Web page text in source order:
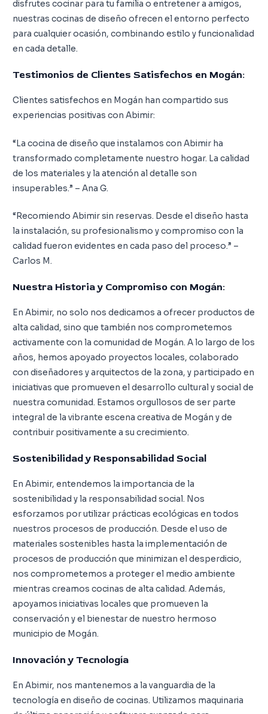
disfrutes cocinar para tu familia o entretener a amigos,
nuestras cocinas de diseño ofrecen el entorno perfecto
para cualquier ocasión, combinando estilo y funcionalidad
en cada detalle.
Testimonios de Clientes Satisfechos en Mogán:
Clientes satisfechos en Mogán han compartido sus
experiencias positivas con Abimir:
“La cocina de diseño que instalamos con Abimir ha
transformado completamente nuestro hogar. La calidad
de los materiales y la atención al detalle son
insuperables.” – Ana G.
“Recomiendo Abimir sin reservas. Desde el diseño hasta
la instalación, su profesionalismo y compromiso con la
calidad fueron evidentes en cada paso del proceso.” –
Carlos M.
Nuestra Historia y Compromiso con Mogán:
En Abimir, no solo nos dedicamos a ofrecer productos de
alta calidad, sino que también nos comprometemos
activamente con la comunidad de Mogán. A lo largo de los
años, hemos apoyado proyectos locales, colaborado
con diseñadores y arquitectos de la zona, y participado en
iniciativas que promueven el desarrollo cultural y social de
nuestra comunidad. Estamos orgullosos de ser parte
integral de la vibrante escena creativa de Mogán y de
contribuir positivamente a su crecimiento.
Sostenibilidad y Responsabilidad Social
En Abimir, entendemos la importancia de la
sostenibilidad y la responsabilidad social. Nos
esforzamos por utilizar prácticas ecológicas en todos
nuestros procesos de producción. Desde el uso de
materiales sostenibles hasta la implementación de
procesos de producción que minimizan el desperdicio,
nos comprometemos a proteger el medio ambiente
mientras creamos cocinas de alta calidad. Además,
apoyamos iniciativas locales que promueven la
conservación y el bienestar de nuestro hermoso
municipio de Mogán.
Innovación y Tecnología
En Abimir, nos mantenemos a la vanguardia de la
tecnología en diseño de cocinas. Utilizamos maquinaria